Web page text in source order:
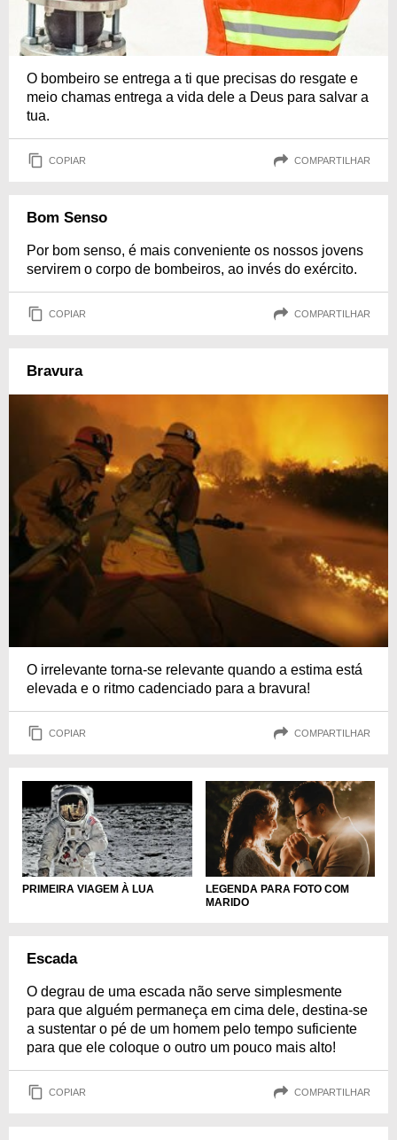
O bombeiro se entrega a ti que precisas do resgate e
meio chamas entrega a vida dele a Deus para salvar a
tua.
COPIAR COMPARTILHAR
Bom Senso
Por bom senso, é mais conveniente os nossos jovens
servirem o corpo de bombeiros, ao invés do exército.
COPIAR COMPARTILHAR
Bravura
O irrelevante torna-se relevante quando a estima está
elevada e o ritmo cadenciado para a bravura!
COPIAR COMPARTILHAR
PRIMEIRA VIAGEM À LUA
LEGENDA PARA FOTO COM
MARIDO
Escada
O degrau de uma escada não serve simplesmente
para que alguém permaneça em cima dele, destina-se
a sustentar o pé de um homem pelo tempo suficiente
para que ele coloque o outro um pouco mais alto!
COPIAR COMPARTILHAR